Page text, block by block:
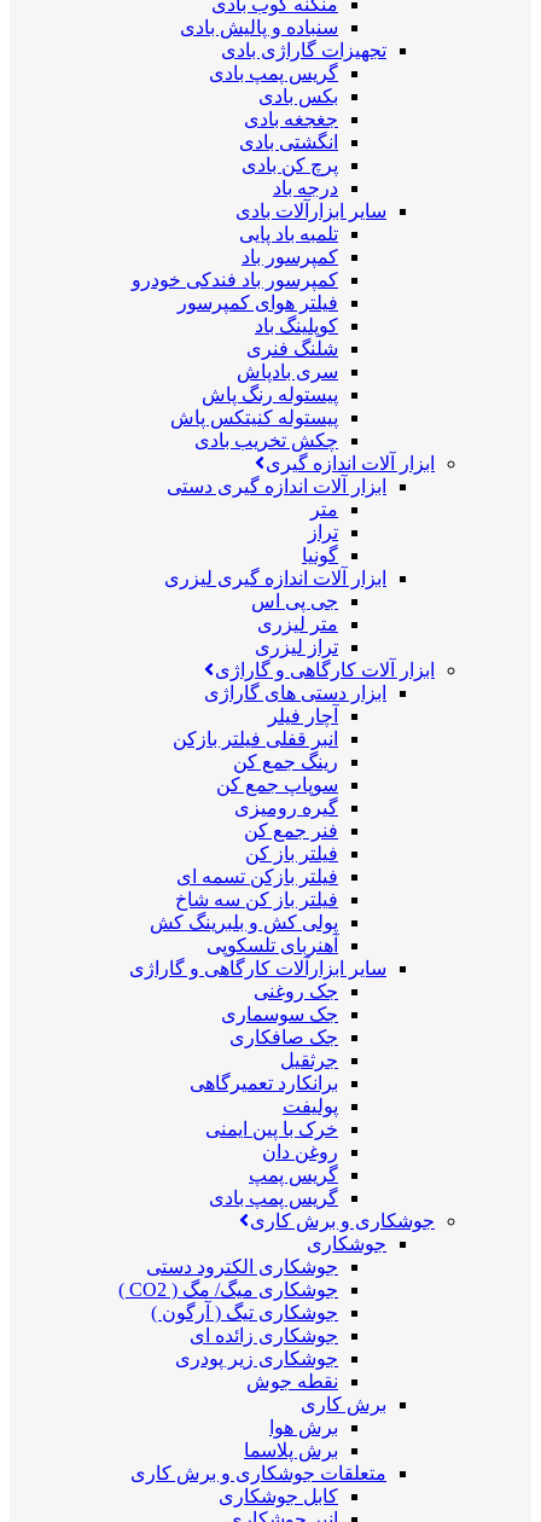
منگنه کوب بادی
سنباده و پالیش بادی
تجهیزات گاراژی بادی
گریس پمپ بادی
بکس بادی
جغجغه بادی
انگشتی بادی
پرچ کن بادی
درجه باد
سایر ابزارآلات بادی
تلمبه باد پایی
کمپرسور باد
کمپرسور باد فندکی خودرو
فیلتر هوای کمپرسور
کوپلینگ باد
شلنگ فنری
سری بادپاش
پیستوله رنگ پاش
پیستوله کنیتکس پاش
چکش تخریب بادی
ابزار آلات اندازه گیری
ابزار آلات اندازه گیری دستی
متر
تراز
گونیا
ابزار آلات اندازه گیری لیزری
جی پی اس
متر لیزری
تراز لیزری
ابزار آلات کارگاهی و گاراژی
ابزار دستی های گاراژی
آچار فیلر
انبر قفلی فیلتر بازکن
رینگ جمع کن
سوپاپ جمع کن
گیره رومیزی
فنر جمع کن
فیلتر باز کن
فیلتر بازکن تسمه ای
فیلتر باز کن سه شاخ
پولی کش و بلبرینگ کش
آهنربای تلسکوپی
سایر ابزارآلات کارگاهی و گاراژی
جک روغنی
جک سوسماری
جک صافکاری
جرثقیل
برانکارد تعمیرگاهی
پولیفت
خرک با پین ایمنی
روغن دان
گریس پمپ
گریس پمپ بادی
جوشکاری و برش کاری
جوشکاری
جوشکاری الکترود دستی
جوشکاری میگ/ مگ ( CO2 )
جوشکاری تیگ ( آرگون )
جوشکاری زائده ای
جوشکاری زیر پودری
نقطه جوش
برش کاری
برش هوا
برش پلاسما
متعلقات جوشکاری و برش کاری
کابل جوشکاری